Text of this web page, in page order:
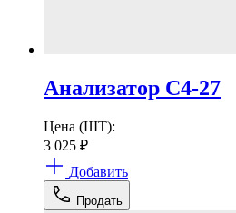
Анализатор С4-27
Цена (ШТ):
3 025 ₽
Добавить
Продать